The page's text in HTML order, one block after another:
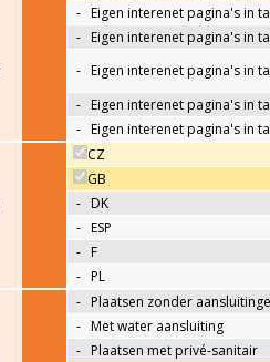
- Eigen interenet pagina's in
- Eigen interenet pagina's in
- Eigen interenet pagina's in
- Eigen interenet pagina's in
- Eigen interenet pagina's in
CZ
GB
- DK
- ESP
- F
- PL
- Plaatsen zonder
- Met water aansluiting
- Plaatsen met privé-sanitair